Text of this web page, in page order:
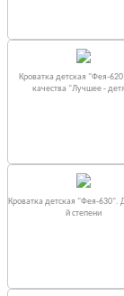
Кроватка детская "Фея-
качества "Лучшее -
Кроватка детская "Фея-630".
й степени